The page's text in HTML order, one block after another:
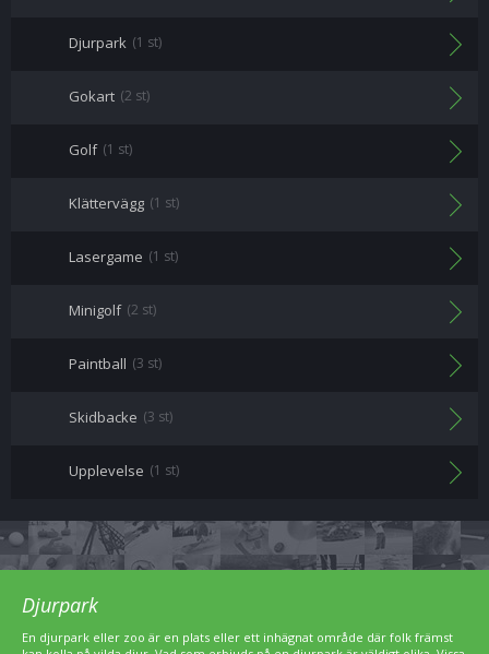
Djurpark (1 st)
Gokart (2 st)
Golf (1 st)
Klättervägg (1 st)
Lasergame (1 st)
Minigolf (2 st)
Paintball (3 st)
Skidbacke (3 st)
Upplevelse (1 st)
Djurpark
En djurpark eller zoo är en plats eller ett inhägnat område där folk främst